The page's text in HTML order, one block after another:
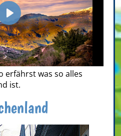
Play
erfährst was so alles
ist.